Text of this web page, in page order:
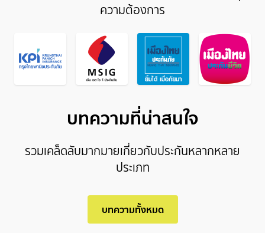
ความต้องการ
บทความที่น่าสนใจ
รวมเคล็ดลับมากมายเกี่ยวกับประกันหลากหลาย
ประเภท
บทความทั้งหมด